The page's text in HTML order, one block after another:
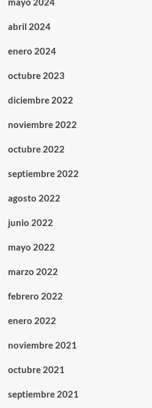
abril 2024
enero 2024
octubre 2023
diciembre 2022
noviembre 2022
octubre 2022
septiembre 2022
agosto 2022
junio 2022
mayo 2022
marzo 2022
febrero 2022
enero 2022
noviembre 2021
octubre 2021
septiembre 2021